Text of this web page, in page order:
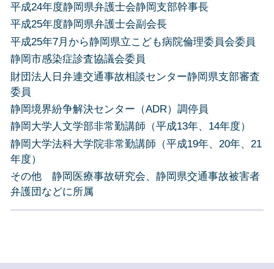
平成24年度静岡県弁護士会静岡支部幹事長
平成25年度静岡県弁護士会副会長
平成25年7月から静岡県立こども病院倫理委員会委員
静岡市感染症診査協議会委員
財団法人日弁連交通事故相談センター静岡県支部審査
委員
静岡境界紛争解決センター（ADR）調停員
静岡大学人文学部非常勤講師（平成13年、14年度）
静岡大学法科大学院非常勤講師（平成19年、20年、21
年度）
その他 静岡医療事故研究会、静岡県交通事故被害者
弁護団などに所属